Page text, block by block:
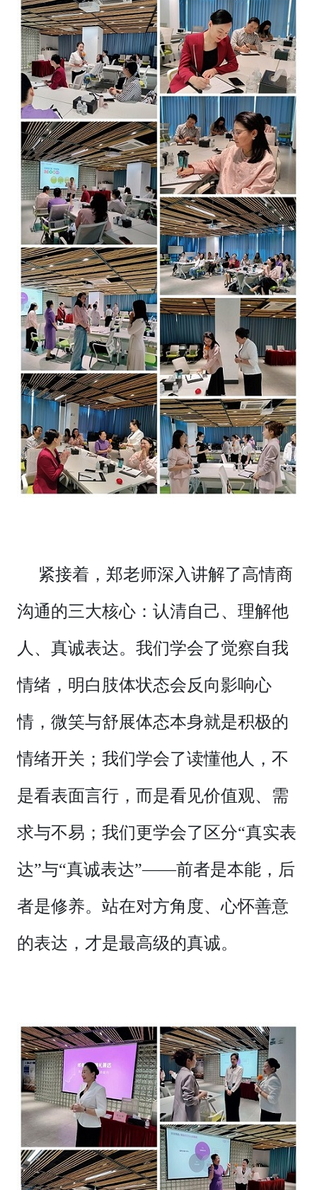
紧接着，郑老师深入讲解了高情商
沟通的三大核心：认清自己、理解他
人、真诚表达。我们学会了觉察自我
情绪，明白肢体状态会反向影响心
情，微笑与舒展体态本身就是积极的
情绪开关；我们学会了读懂他人，不
是看表面言行，而是看见价值观、需
求与不易；我们更学会了区分“真实表
达”与“真诚表达”——前者是本能，后
者是修养。站在对方角度、心怀善意
的表达，才是最高级的真诚。